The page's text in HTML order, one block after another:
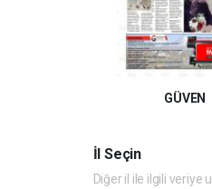
GÜVEN
İl Seçin
Diğer il ile ilgili veriye